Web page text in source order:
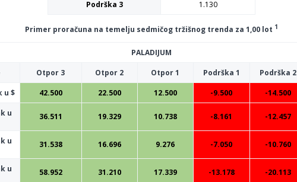
Podrška 3
1.130
Primer proračuna na temelju sedmičog tržišnog trenda za 1,00 lot 1
PALADIJUM
Otpor 3 Otpor 2 Otpor 1 Podrška 1 Podrška 2
u $
42.500 22.500 12.500 -9.500 -14.500
u
36.511 19.329 10.738 -8.161 -12.457
u 31.538 16.696 9.276 -7.050 -10.760
u 58.952 31.210 17.339 -13.178 -20.113